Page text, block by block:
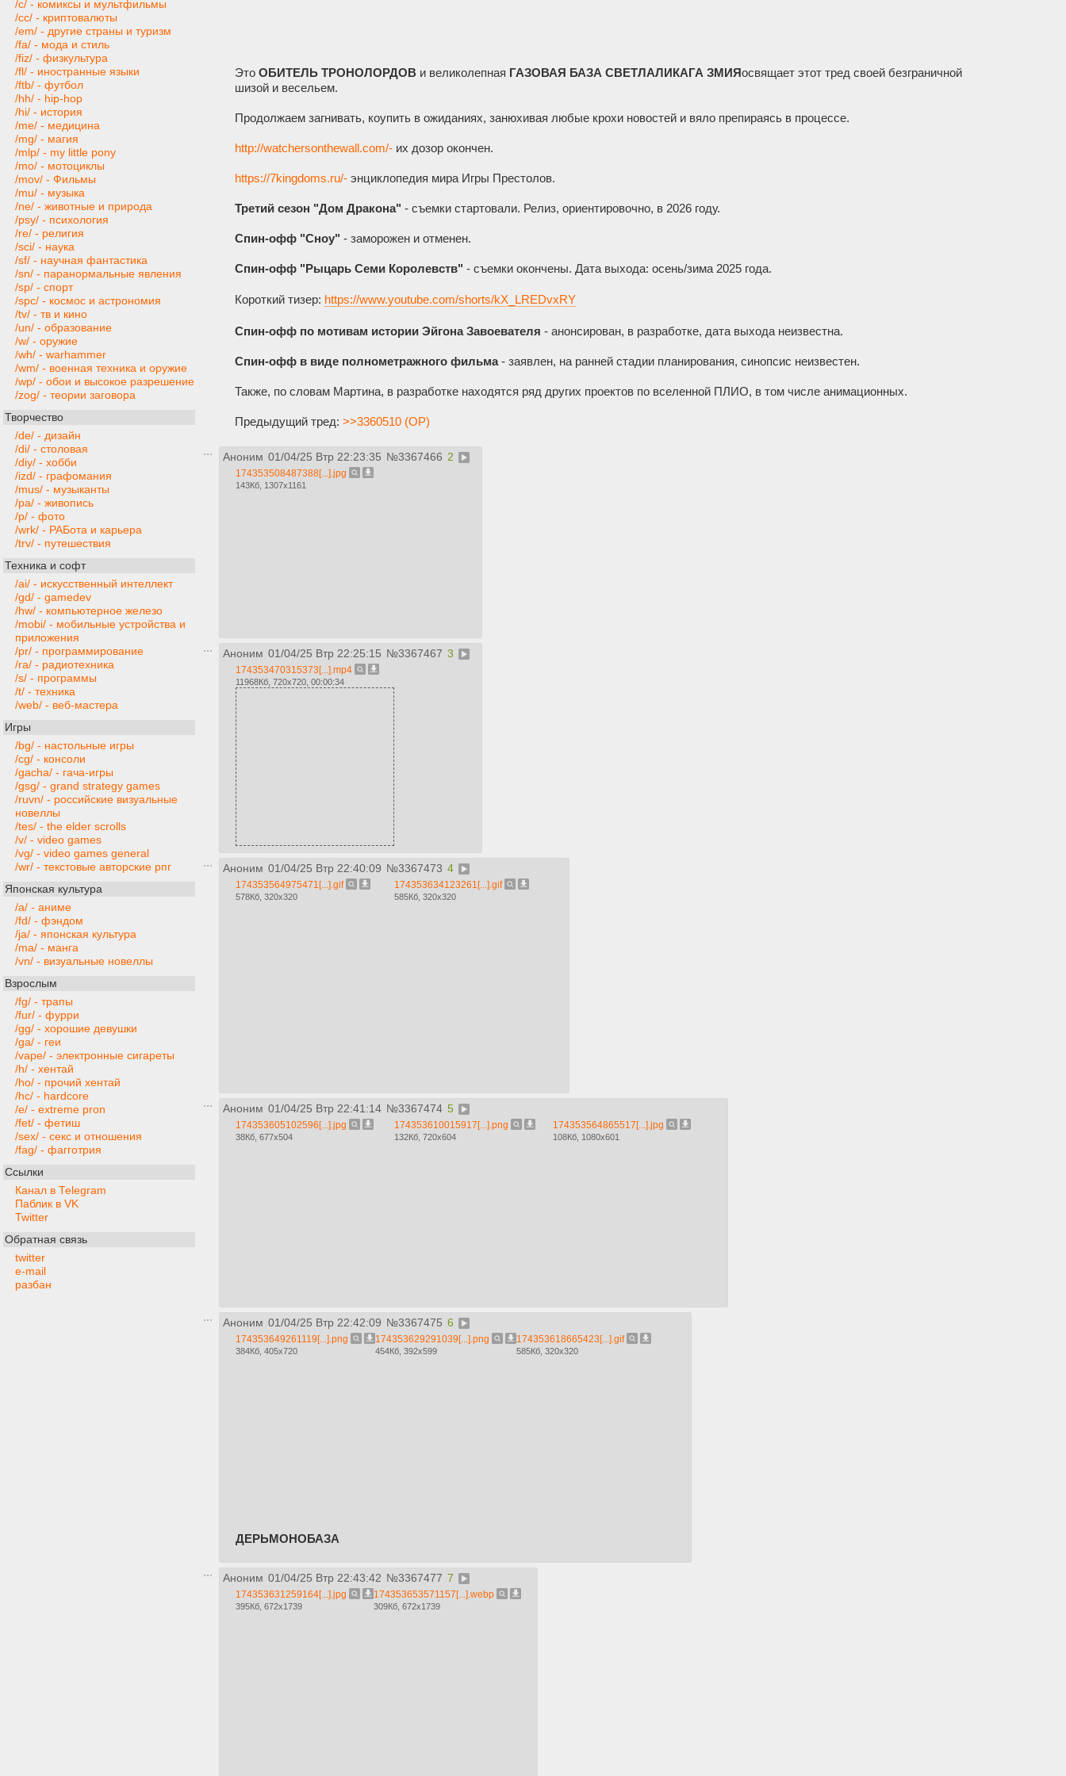
/c/ - комиксы и мультфильмы
/cc/ - криптовалюты
/em/ - другие страны и туризм
/fa/ - мода и стиль
/fiz/ - физкультура
/fl/ - иностранные языки
/ftb/ - футбол
/hh/ - hip-hop
/hi/ - история
/me/ - медицина
/mg/ - магия
/mlp/ - my little pony
/mo/ - мотоциклы
/mov/ - Фильмы
/mu/ - музыка
/ne/ - животные и природа
/psy/ - психология
/re/ - религия
/sci/ - наука
/sf/ - научная фантастика
/sn/ - паранормальные явления
/sp/ - спорт
/spc/ - космос и астрономия
/tv/ - тв и кино
/un/ - образование
/w/ - оружие
/wh/ - warhammer
/wm/ - военная техника и оружие
/wp/ - обои и высокое разрешение
/zog/ - теории заговора
Творчество
/de/ - дизайн
/di/ - столовая
/diy/ - хобби
/izd/ - графомания
/mus/ - музыканты
/pa/ - живопись
/p/ - фото
/wrk/ - РАБота и карьера
/trv/ - путешествия
Техника и софт
/ai/ - искусственный интеллект
/gd/ - gamedev
/hw/ - компьютерное железо
/mobi/ - мобильные устройства и
приложения
/pr/ - программирование
/ra/ - радиотехника
/s/ - программы
/t/ - техника
/web/ - веб-мастера
Игры
/bg/ - настольные игры
/cg/ - консоли
/gacha/ - гача-игры
/gsg/ - grand strategy games
/ruvn/ - российские визуальные
новеллы
/tes/ - the elder scrolls
/v/ - video games
/vg/ - video games general
/wr/ - текстовые авторские рпг
Японская культура
/a/ - аниме
/fd/ - фэндом
/ja/ - японская культура
/ma/ - манга
/vn/ - визуальные новеллы
Взрослым
/fg/ - трапы
/fur/ - фурри
/gg/ - хорошие девушки
/ga/ - геи
/vape/ - электронные сигареты
/h/ - хентай
/ho/ - прочий хентай
/hc/ - hardcore
/e/ - extreme pron
/fet/ - фетиш
/sex/ - секс и отношения
/fag/ - фагготрия
Ссылки
Канал в Telegram
Паблик в VK
Twitter
Обратная связь
twitter
e-mail
разбан
Это ОБИТЕЛЬ ТРОНОЛОРДОВ и великолепная ГАЗОВАЯ БАЗА СВЕТЛАЛИКАГА ЗМИЯосвящает этот тред своей безграничной
шизой и весельем.
Продолжаем загнивать, коупить в ожиданиях, занюхивая любые крохи новостей и вяло препираясь в процессе.
http://watchersonthewall.com/- их дозор окончен.
https://7kingdoms.ru/- энциклопедия мира Игры Престолов.
Третий сезон "Дом Дракона" - съемки стартовали. Релиз, ориентировочно, в 2026 году.
Спин-офф "Сноу" - заморожен и отменен.
Спин-офф "Рыцарь Семи Королевств" - съемки окончены. Дата выхода: осень/зима 2025 года.
Короткий тизер: https://www.youtube.com/shorts/kX_LREDvxRY
Спин-офф по мотивам истории Эйгона Завоевателя - анонсирован, в разработке, дата выхода неизвестна.
Спин-офф в виде полнометражного фильма- заявлен, на ранней стадии планирования, синопсис неизвестен.
Также, по словам Мартина, в разработке находятся ряд других проектов по вселенной ПЛИО, в том числе анимационных.
Предыдущий тред: >>3360510 (OP)
Аноним 01/04/25 Втр 22:23:35 №3367466 2
174353508487388[...].jpg
143Кб, 1307x1161
Аноним 01/04/25 Втр 22:25:15 №3367467 3
174353470315373[...].mp4
11968Кб, 720x720, 00:00:34
Аноним 01/04/25 Втр 22:40:09 №3367473 4
174353564975471[...].gif
578Кб, 320x320
174353634123261[...].gif
585Кб, 320x320
Аноним 01/04/25 Втр 22:41:14 №3367474 5
174353605102596[...].jpg
38Кб, 677x504
174353610015917[...].png
132Кб, 720x604
174353564865517[...].jpg
108Кб, 1080x601
Аноним 01/04/25 Втр 22:42:09 №3367475 6
174353649261119[...].png
384Кб, 405x720
174353629291039[...].png
454Кб, 392x599
174353618665423[...].gif
585Кб, 320x320
ДЕРЬМОНОБАЗА
Аноним 01/04/25 Втр 22:43:42 №3367477 7
174353631259164[...].jpg
395Кб, 672x1739
174353653571157[...].webp
309Кб, 672x1739